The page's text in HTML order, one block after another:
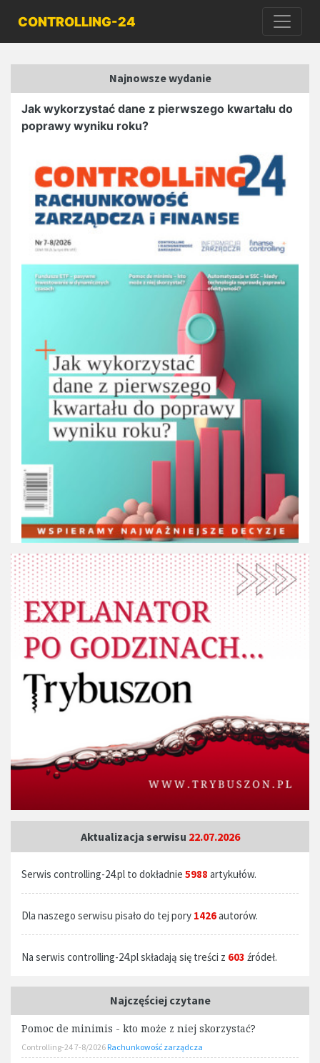
CONTROLLING-24
Najnowsze wydanie
Jak wykorzystać dane z pierwszego kwartału do
poprawy wyniku roku?
Aktualizacja serwisu 22.07.2026
Serwis controlling-24.pl to dokładnie 5988 artykułów.
Dla naszego serwisu pisało do tej pory 1426autorów.
Na serwis controlling-24.pl składają się treści z 603 źródeł.
Najczęściej czytane
Pomoc de minimis - kto może z niej skorzystać?
Controlling-24 7-8/2026 Rachunkowość zarządcza